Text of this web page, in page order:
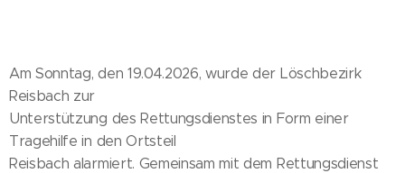
Am Sonntag, den 19.04.2026, wurde der Löschbezirk
Reisbach zur
Unterstützung des Rettungsdienstes in Form einer
Tragehilfe in den Ortsteil
Reisbach alarmiert. Gemeinsam mit dem Rettungsdienst